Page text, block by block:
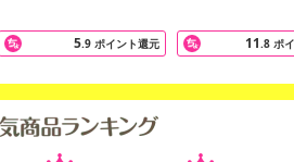
5.9 ポイント還元 11.8 ポ